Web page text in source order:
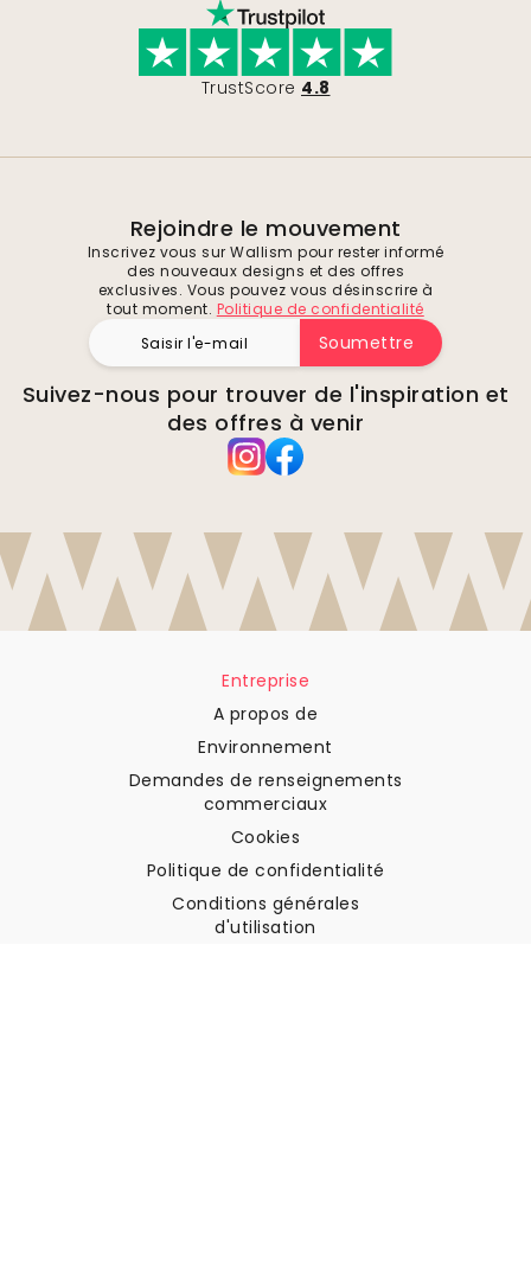
TrustScore 4.8
Rejoindre le mouvement
Inscrivez vous sur Wallism pour rester informé
des nouveaux designs et des offres
exclusives. Vous pouvez vous désinscrire à
tout moment. Politique de confidentialité
Soumettre
Suivez-nous pour trouver de l'inspiration et
des offres à venir
Entreprise
A propos de
Environnement
Demandes de renseignements
commerciaux
Cookies
Politique de confidentialité
Conditions générales
d'utilisation